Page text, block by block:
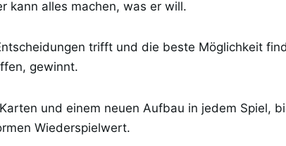
kann alles machen, was er will.
trifft und die beste Möglichkeit
gewinnt.
und einem neuen Aufbau in jedem Spiel,
Wiederspielwert.